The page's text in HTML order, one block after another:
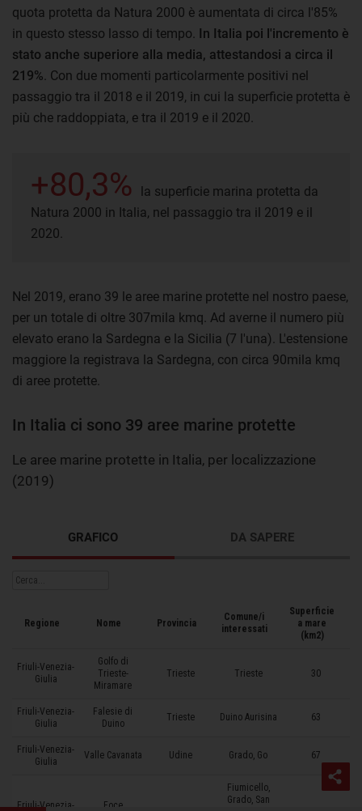
quota protetta da Natura 2000 è aumentata di circa l'85%
in questo stesso lasso di tempo. In Italia poi l'incremento è
stato anche superiore alla media, attestandosi a circa il
219% . Con due momenti particolarmente positivi nel
passaggio tra il 2018 e il 2019, in cui la superficie protetta è
più che raddoppiata, e tra il 2019 e il 2020.
+80,3%
la superficie marina protetta da
Natura 2000 in Italia, nel passaggio tra il 2019 e il
2020.
Nel 2019, erano 39 le aree marine protette nel nostro paese,
per un totale di oltre 307mila kmq. Ad averne il numero più
elevato erano la Sardegna e la Sicilia (7 l'una). L'estensione
maggiore la registrava la Sardegna, con circa 90mila kmq
di aree protette.
In Italia ci sono 39 aree marine protette
Le aree marine protette in Italia, per localizzazione
(2019)
GRAFICO DA SAPERE